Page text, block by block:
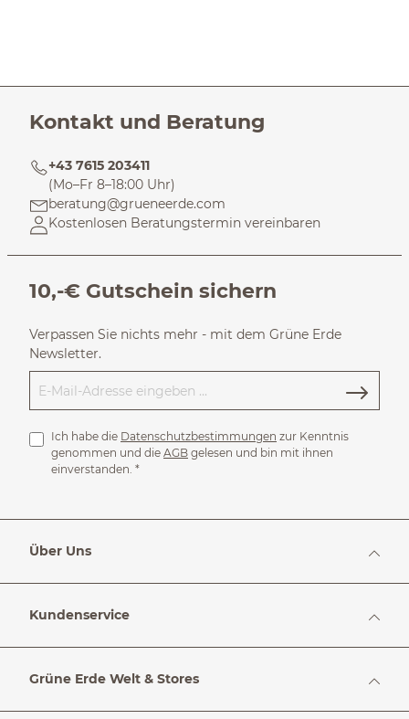
Kontakt und Beratung
+43 7615 203411
(Mo–Fr 8–18:00 Uhr)
beratung@grueneerde.com
Kostenlosen Beratungstermin vereinbaren
10,-€ Gutschein sichern
Verpassen Sie nichts mehr - mit dem Grüne Erde
Newsletter.
Ich habe die Datenschutzbestimmungen zur Kenntnis
genommen und die AGB gelesen und bin mit ihnen
einverstanden. *
Über Uns
Kundenservice
Grüne Erde Welt & Stores